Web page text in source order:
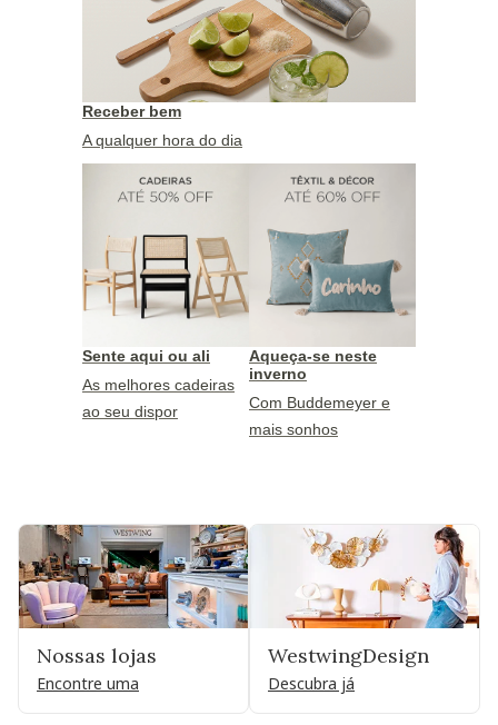
Receber bem
A qualquer hora do dia
Sente aqui ou ali
As melhores cadeiras
ao seu dispor
Aqueça-se neste
inverno
Com Buddemeyer e
mais sonhos
Nossas lojas
Encontre uma
WestwingDesign
Descubra já